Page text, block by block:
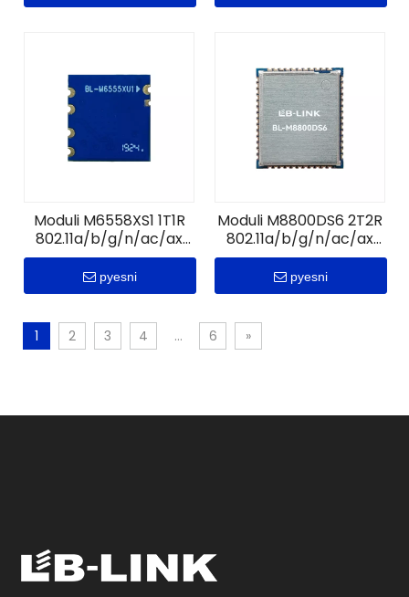
Moduli M6558XS1 1T1R
802.11a/b/g/n/ac/ax
WiFi6+B5.0
pyesni
Moduli M8800DS6 2T2R
802.11a/b/g/n/ac/ax
WiFi6+B5.4
pyesni
1 2 3 4 ... 6 »